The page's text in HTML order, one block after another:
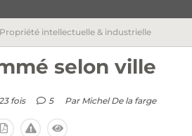
Propriété intellectuelle & industrielle
selon ville
fois 5 Par Michel De la farge